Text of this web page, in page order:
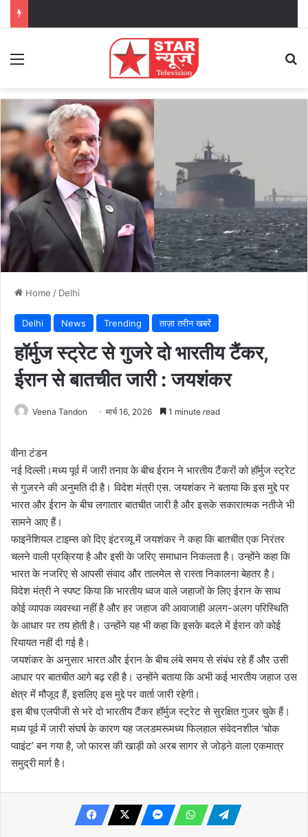
Menu
Home / Delhi
Delhi News Trending ताज़ा तरीन खबरें
हॉर्मुज स्ट्रेट से गुजरे दो भारतीय टैंकर,
ईरान से बातचीत जारी : जयशंकर
Veena Tandon मार्च 16, 2026 1 minute read
वीना टंडन
नई दिल्ली।मध्य पूर्व में जारी तनाव के बीच ईरान ने भारतीय टैंकरों को हॉर्मुज स्ट्रेट
से गुजरने की अनुमति दी है। विदेश मंत्री एस. जयशंकर ने बताया कि इस मुद्दे पर
भारत और ईरान के बीच लगातार बातचीत जारी है और इसके सकारात्मक नतीजे भी
सामने आए हैं।
फाइनेंशियल टाइम्स को दिए इंटरव्यू में जयशंकर ने कहा कि बातचीत एक निरंतर
चलने वाली प्रक्रिया है और इसी के जरिए समाधान निकलता है। उन्होंने कहा कि
भारत के नजरिए से आपसी संवाद और तालमेल से रास्ता निकालना बेहतर है।
विदेश मंत्री ने स्पष्ट किया कि भारतीय ध्वज वाले जहाजों के लिए ईरान के साथ
कोई व्यापक व्यवस्था नहीं है और हर जहाज की आवाजाही अलग-अलग परिस्थिति
के आधार पर तय होती है। उन्होंने यह भी कहा कि इसके बदले में ईरान को कोई
रियायत नहीं दी गई है।
जयशंकर के अनुसार भारत और ईरान के बीच लंबे समय से संबंध रहे हैं और उसी
आधार पर बातचीत आगे बढ़ रही है। उन्होंने बताया कि अभी कई भारतीय जहाज उस
क्षेत्र में मौजूद हैं, इसलिए इस मुद्दे पर वार्ता जारी रहेगी।
इस बीच एलपीजी से भरे दो भारतीय टैंकर हॉर्मुज स्ट्रेट से सुरक्षित गुजर चुके हैं।
मध्य पूर्व में जारी संघर्ष के कारण यह जलडमरूमध्य फिलहाल संवेदनशील ‘चोक
प्वाइंट’ बन गया है, जो फारस की खाड़ी को अरब सागर से जोड़ने वाला एकमात्र
समुद्री मार्ग है।